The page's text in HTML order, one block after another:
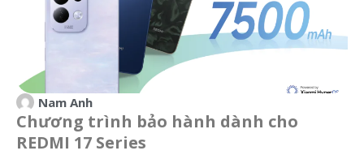
Nam Anh
Chương trình bảo hành dành cho
REDMI 17 Series